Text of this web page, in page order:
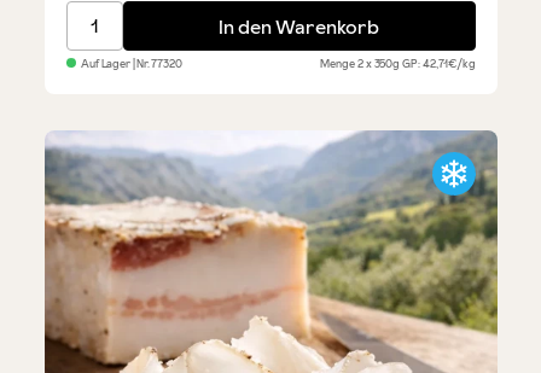
Falorni Salami vom Bergschwein-Schinken 2er Set
In den Warenkorb
Auf Lager| Nr.77320 Menge2 x 350gGP: 42,71€/kg